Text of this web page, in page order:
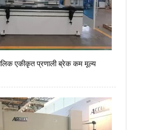
एकीकृत प्रणाली ब्रेक कम मूल्य